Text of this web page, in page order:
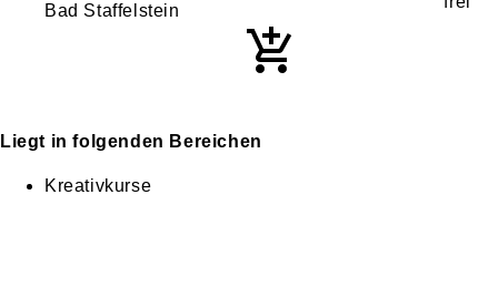
Bad Staffelstein
Liegt in folgenden Bereichen
Kreativkurse